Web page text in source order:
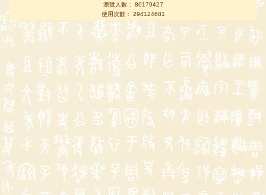
瀏覽人數： 80179427
使用次數： 294124681